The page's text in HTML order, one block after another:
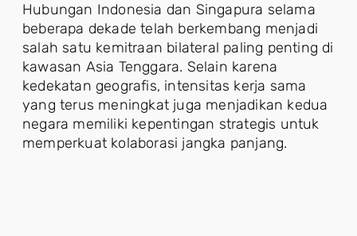
Hubungan Indonesia dan Singapura selama
beberapa dekade telah berkembang menjadi
salah satu kemitraan bilateral paling penting di
kawasan Asia Tenggara. Selain karena
kedekatan geografis, intensitas kerja sama
yang terus meningkat juga menjadikan kedua
negara memiliki kepentingan strategis untuk
memperkuat kolaborasi jangka panjang.